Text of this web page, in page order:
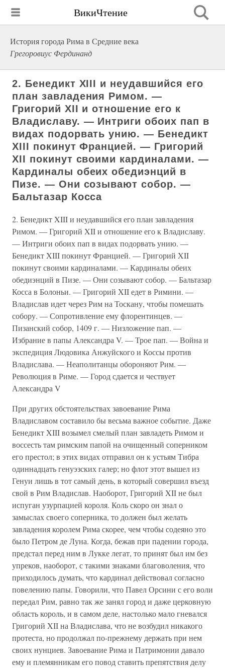
ВикиЧтение
История города Рима в Средние века
Грегоровиус Фердинанд
2. Бенедикт XIII и неудавшийся его
план завладения Римом. —
Григорий XII и отношение его к
Владиславу. — Интриги обоих пап в
видах подорвать унию. — Бенедикт
XIII покинут Францией. — Григорий
XII покинут своими кардиналами. —
Кардиналы обеих обедиэнций в
Пизе. — Они созывают собор. —
Бальтазар Косса
2. Бенедикт XIII и неудавшийся его план завладения
Римом. — Григорий XII и отношение его к Владиславу.
— Интриги обоих пап в видах подорвать унию. —
Бенедикт XIII покинут Францией. — Григорий XII
покинут своими кардиналами. — Кардиналы обеих
обедиэнций в Пизе. — Они созывают собор. — Бальтазар
Косса в Болоньи. — Григорий XII едет в Римини. —
Владислав идет через Рим на Тоскану, чтобы помешать
собору. — Сопротивление ему флорентинцев. —
Пизанский собор, 1409 г. — Низложение пап. —
Избрание в папы Александра V. — Трое пап. — Война и
экспедиция Людовика Анжуйского и Коссы против
Владислава. — Неаполитанцы обороняют Рим. —
Революция в Риме. — Город сдается и чествует
Александра V
При других обстоятельствах завоевание Рима
Владиславом составило бы весьма важное событие. Даже
Бенедикт XIII возымел смелый план завладеть Римом и
воссесть там римским папой на очищенный соперником
его престол; в этих видах отправил он к устьям Тибра
одиннадцать генуэзских галер; но флот этот вышел из
Генуи лишь в тот самый день, в который совершил въезд
свой в Рим Владислав. Наоборот, Григорий XII не был
испуган узурпацией короля. Коль скоро он знал о
замыслах своего соперника, то должен был желать
завладения королем Рима скорее, чем чтобы содеяно это
было Петром де Луна. Когда, бежав при падении города,
предстал перед ним в Лукке легат, то принят был им без
упреков, наоборот, с такими знаками благоволения, что
приходилось думать, что кардинал действовал согласно
повелению папы. Говорили, что Павел Орсини с его воли
передал Рим, равно так же занял город и даже церковную
область король, и в самом деле, настолько мало гневался
Григорий XII на Владислава, что не возбудил никакого
протеста, но продолжал по-прежнему держать при нем
своих нунциев. Завоевание Рима и Патримонии давало
ему и племянникам его повод ставить препятствия делу